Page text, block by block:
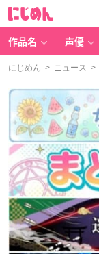
作品名 声優
にじめん > ニュース >